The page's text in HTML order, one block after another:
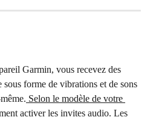
Garmin, vous recevez des
forme de vibrations et de sons
Selon le modèle de votre
activer les invites audio. Les